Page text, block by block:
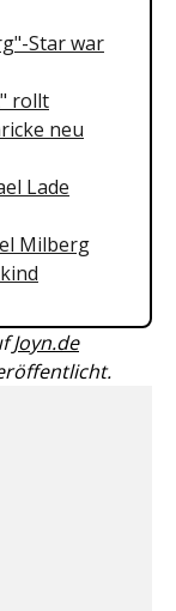
Star war
rollt
neu
Lade
Milberg
Joyn.de